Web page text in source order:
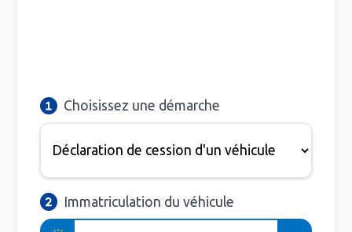
Choisissez une démarche
Immatriculation du véhicule